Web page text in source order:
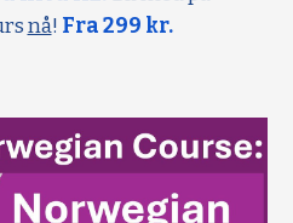
nå! Fra 299 kr.